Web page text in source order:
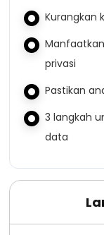
Kurangkan
privasi
Pastikan
3 langkah
data